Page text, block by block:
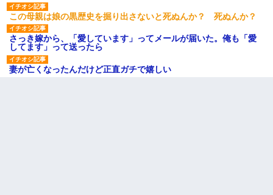
この母親は娘の黒歴史を掘り出さないと死ぬんか？ 死ぬんか？
さっき嫁から、「愛しています」ってメールが届いた。俺も「愛
してます」って送ったら
妻が亡くなったんだけど正直ガチで嬉しい